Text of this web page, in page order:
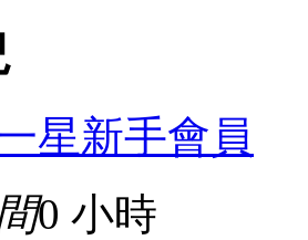
星新手會員
0 小時